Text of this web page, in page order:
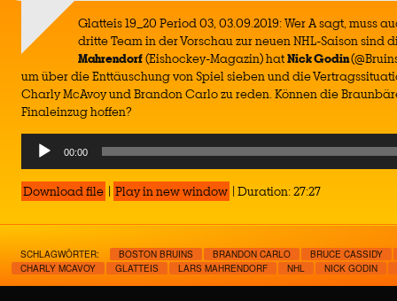
Glatteis 19_20 Period 03, 03.09.2019: Wer A sagt, muss
dritte Team in der Vorschau zur neuen NHL-Saison sind
Mahrendorf(Eishockey-Magazin) hatNick Godin
um über die Enttäuschung von Spiel sieben und die
Charly McAvoy und Brandon Carlo zu reden. Können die
Finaleinzug hoffen?
Audio
Player
00:00
Download file | Play in new window | Duration: 27:27
SCHLAGWÖRTER: BOSTON BRUINS BRANDON CARLO
BRUCE CASSIDY
CHARLY MCAVOY
GLATTEIS LARS MAHRENDORF NHL NICK GODIN